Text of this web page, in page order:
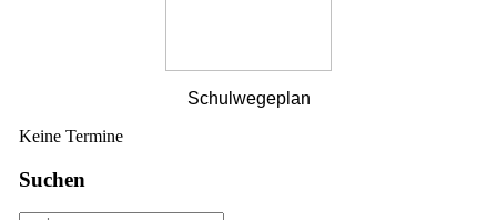
Schulwegeplan
Keine Termine
Suchen